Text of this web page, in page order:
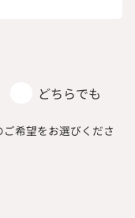
どちらでも
希望をお選びくださ